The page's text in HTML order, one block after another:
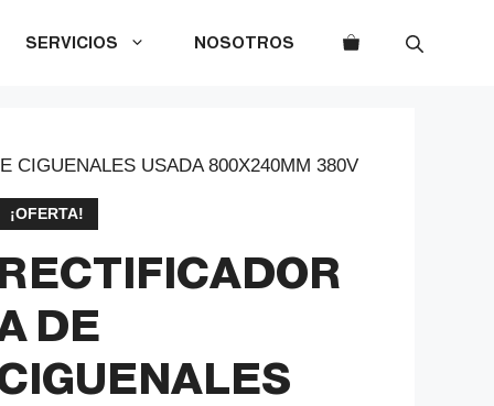
SERVICIOS NOSOTROS
CIGUENALES USADA 800X240MM 380V
¡OFERTA!
RECTIFICADOR
DE